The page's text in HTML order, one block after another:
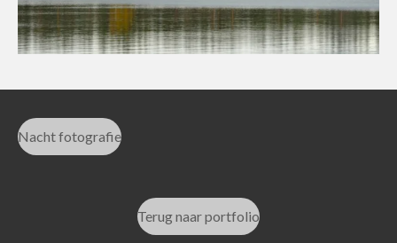
Nacht fotografie
Terug naar portfolio